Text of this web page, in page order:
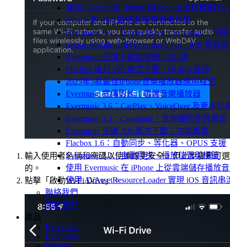
使用 Flacbox 在 iPhone 和 Mac 上播放無損
iPhone 和 iPad 最佳雲端音樂播放器
Evermusic 6.8：Aliyun Drive、Synology、全
Setapp Mobile 上的 Evermusic Pro：iOS 雲端
Evermusic 全球下載量突破 1100 萬
Flacbox 達到 100 萬次下載：Hi-Res 音訊
2025年5款最佳iPhone音樂播放器應用程式
Evermusic 宣傳影片：雲端音樂播放器
Evermusic 3.6：CarPlay、VoiceOver 及更多功
Evermusic 3.1：Crossfade、音樂庫同步與備份
Evermusic 突破 300 萬次下載：功能概覽
Flacbox 1.6：自動同步、等化器、OPUS 支援
Evermusic 2.3：自動同步、播放位置與標籤
使用 Evermusic 在 iPhone 上從雲端儲存播放
使用 AVAssetResourceLoader 實現 iOS 音訊串
聯絡我們
關於我們
產品
Evervideo
Evermusic
Flacbox
輸入使用者名稱和密碼以使連線更安全，但此步驟是可選
的。
點擊「啟動Wi-Fi Drive」。